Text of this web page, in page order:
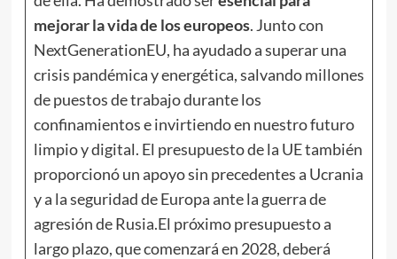
mejorar la vida de los europeos. Junto con
NextGenerationEU, ha ayudado a superar una
crisis pandémica y energética, salvando millones
de puestos de trabajo durante los
confinamientos e invirtiendo en nuestro futuro
limpio y digital. El presupuesto de la UE también
proporcionó un apoyo sin precedentes a Ucrania
y a la seguridad de Europa ante la guerra de
agresión de Rusia.El próximo presupuesto a
largo plazo, que comenzará en 2028, deberá